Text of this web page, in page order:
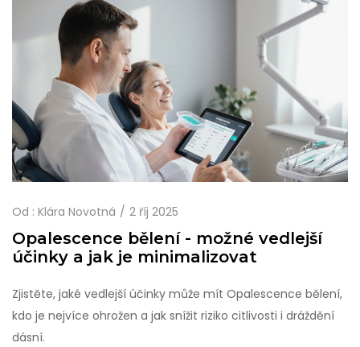
Od : Klára Novotná 2 říj 2025
Opalescence bělení - možné vedlejší
účinky a jak je minimalizovat
Zjistěte, jaké vedlejší účinky může mít Opalescence bělení,
kdo je nejvíce ohrožen a jak snížit riziko citlivosti i dráždění
dásní.